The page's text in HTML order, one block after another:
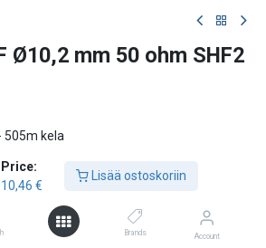
Price:
10,46 €
Lisää ostoskoriin
Brands Account
Ø10,2 mm 50 ohm SHF2
505m kela
halogeeniton ja erittäin taipuisa
on erityisesti suunniteltu merellisiin ja
on maailmanlaajuinen SHF-
(DNV-sertifikaatti) ja se soveltuu